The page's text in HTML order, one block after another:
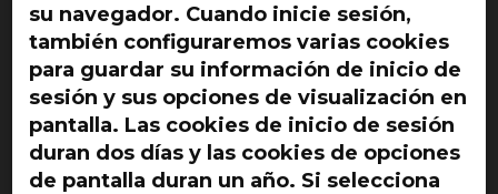
su navegador. Cuando inicie sesión,
también configuraremos varias cookies
para guardar su información de inicio de
sesión y sus opciones de visualización en
pantalla. Las cookies de inicio de sesión
duran dos días y las cookies de opciones
de pantalla duran un año. Si selecciona